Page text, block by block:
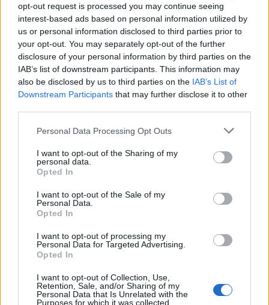
opt-out request is processed you may continue seeing
interest-based ads based on personal information utilized by
us or personal information disclosed to third parties prior to
your opt-out. You may separately opt-out of the further
disclosure of your personal information by third parties on the
IAB’s list of downstream participants. This information may
also be disclosed by us to third parties on the IAB’s List of
Downstream Participants that may further disclose it to other
Personal Data Processing Opt Outs
I want to opt-out of the Sharing of my
personal data.
Opted In
I want to opt-out of the Sale of my
Personal Data.
Opted In
I want to opt-out of processing my
Personal Data for Targeted Advertising.
Opted In
I want to opt-out of Collection, Use,
Retention, Sale, and/or Sharing of my
Personal Data that Is Unrelated with the
Purposes for which it was collected.
θετικές ψήφους, ο μεγάλος νικητής που θα
πάρει το έπαθλο αξίας 100.000 ευρώ, ο μεγάλος
νικητής του Big Brother είναι ο Χρήστος
Ντεντόπουλος», είπε ο οικοδεσπότης του
ριάλιτι.
Ο παίκτης αφού πανηγύρισε τη νίκη του,
αγκάλιασε τον συμπαίκτη του, ο οποίος έφυγε